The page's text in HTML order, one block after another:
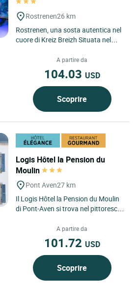
Rostrenen26 km
Rostrenen, una sosta autentica nel
cuore di Kreiz Breizh Situata nel
Rostrenen è...A partire da
104.03 USD
Scoprire
Logis Hôtel la Pension du
Moulin
Pont Aven27 km
Il Logis Hôtel la Pension du Moulin
di Pont-Aven si trova nel pittoresco
A partire da
101.72 USD
Scoprire